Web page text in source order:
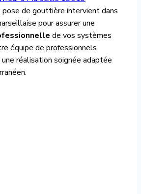
de gouttière intervient dans
pour assurer une
de vos systèmes
équipe de professionnels
réalisation soignée adaptée